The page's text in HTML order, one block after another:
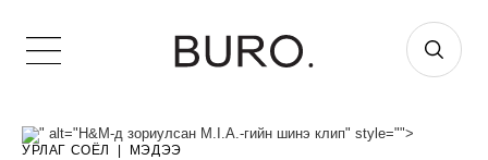
" alt="H&M-д зориулсан M.I.A.-гийн шинэ клип" style="">
УРЛАГ СОЁЛ МЭДЭЭ